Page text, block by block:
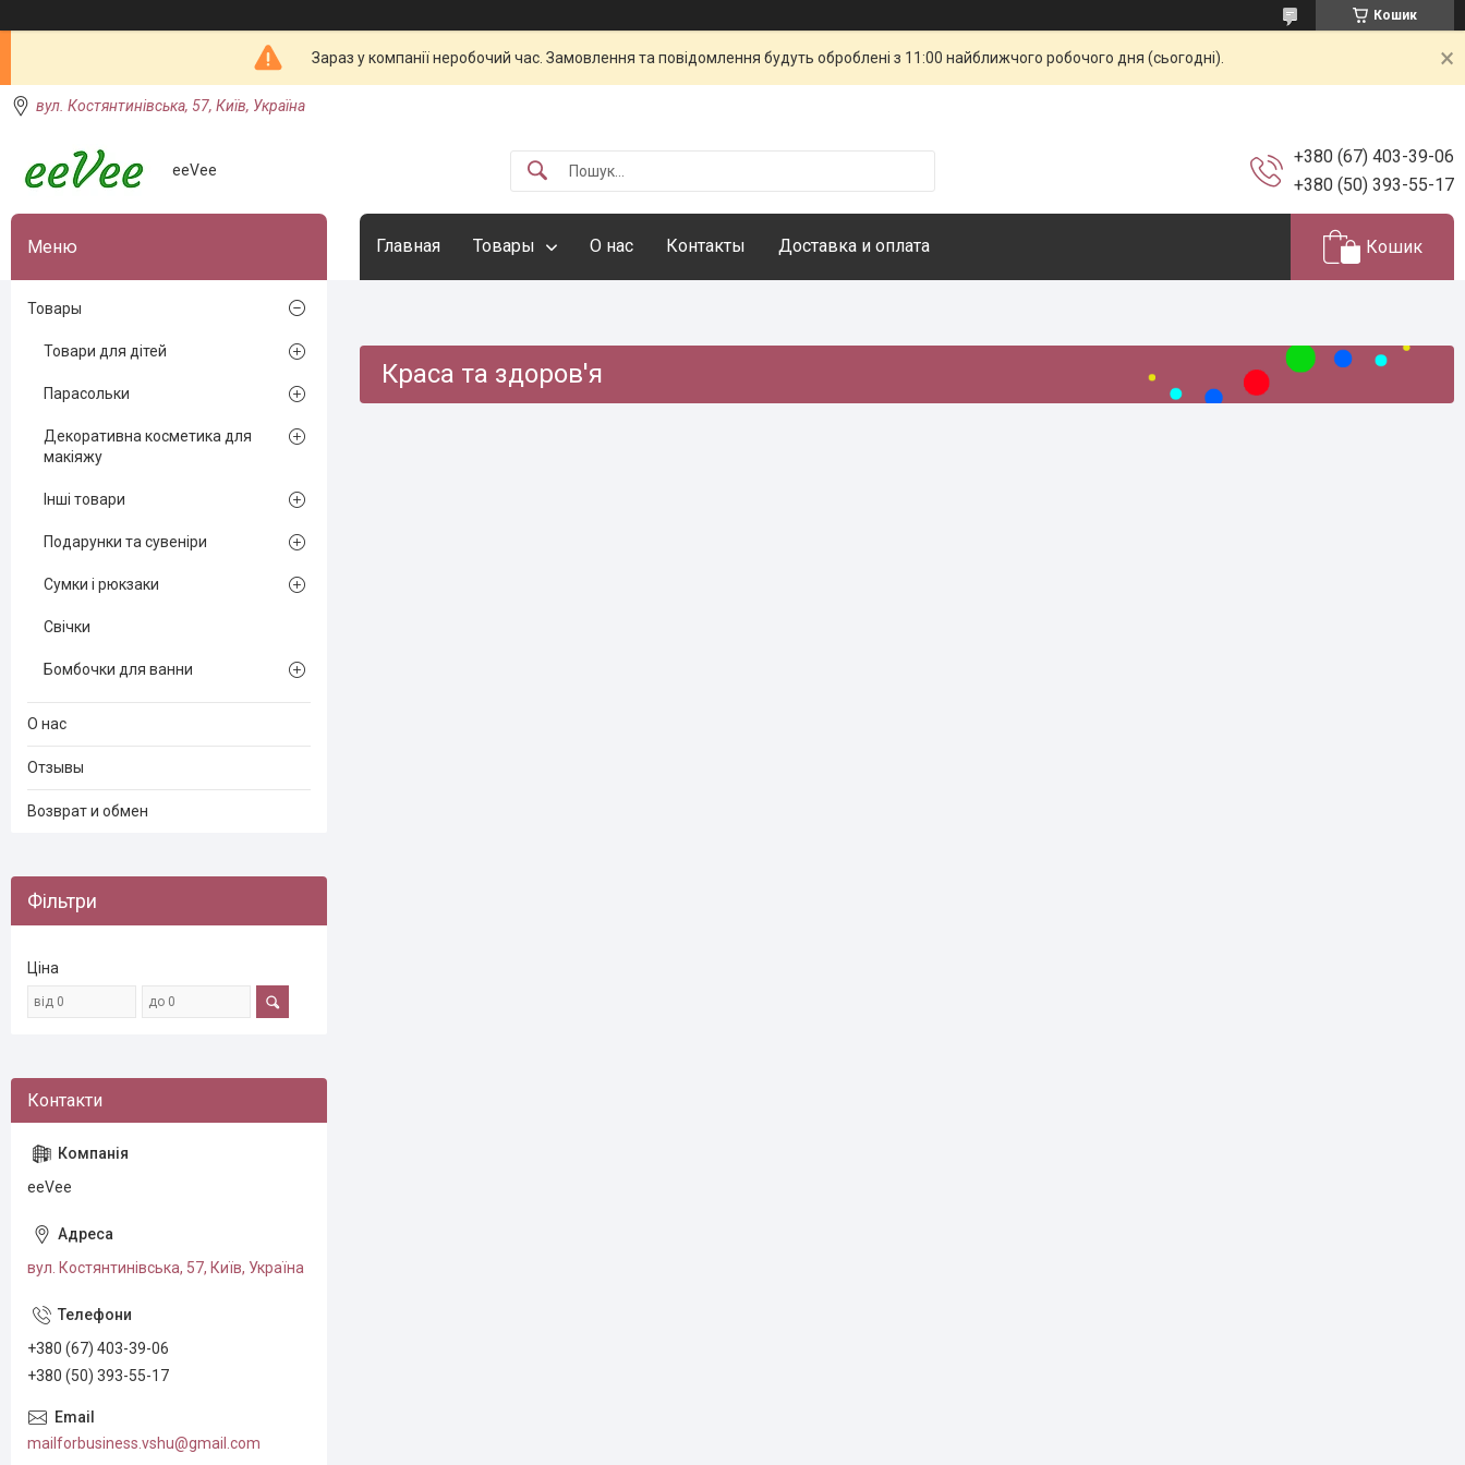
Кошик
Зараз у компанії неробочий час. Замовлення та повідомлення будуть оброблені з 11:00 найближчого робочого дня (сьогодні).
вул. Костянтинівська, 57, Київ, Україна
eeVee
+380 (67) 403-39-06
+380 (50) 393-55-17
Главная Товары О нас Контакты Доставка и оплата Кошик
Краса та здоров'я
Товары
Товари для дітей
Парасольки
Декоративна косметика для
макіяжу
Інші товари
Подарунки та сувеніри
Сумки і рюкзаки
Свічки
Бомбочки для ванни
О нас
Отзывы
Возврат и обмен
Фільтри
Ціна
eeVee
вул. Костянтинівська, 57, Київ, Україна
+380 (67) 403-39-06
+380 (50) 393-55-17
mailforbusiness.vshu@gmail.com